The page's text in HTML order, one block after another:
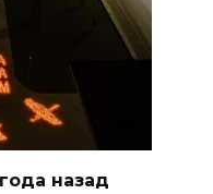
назад